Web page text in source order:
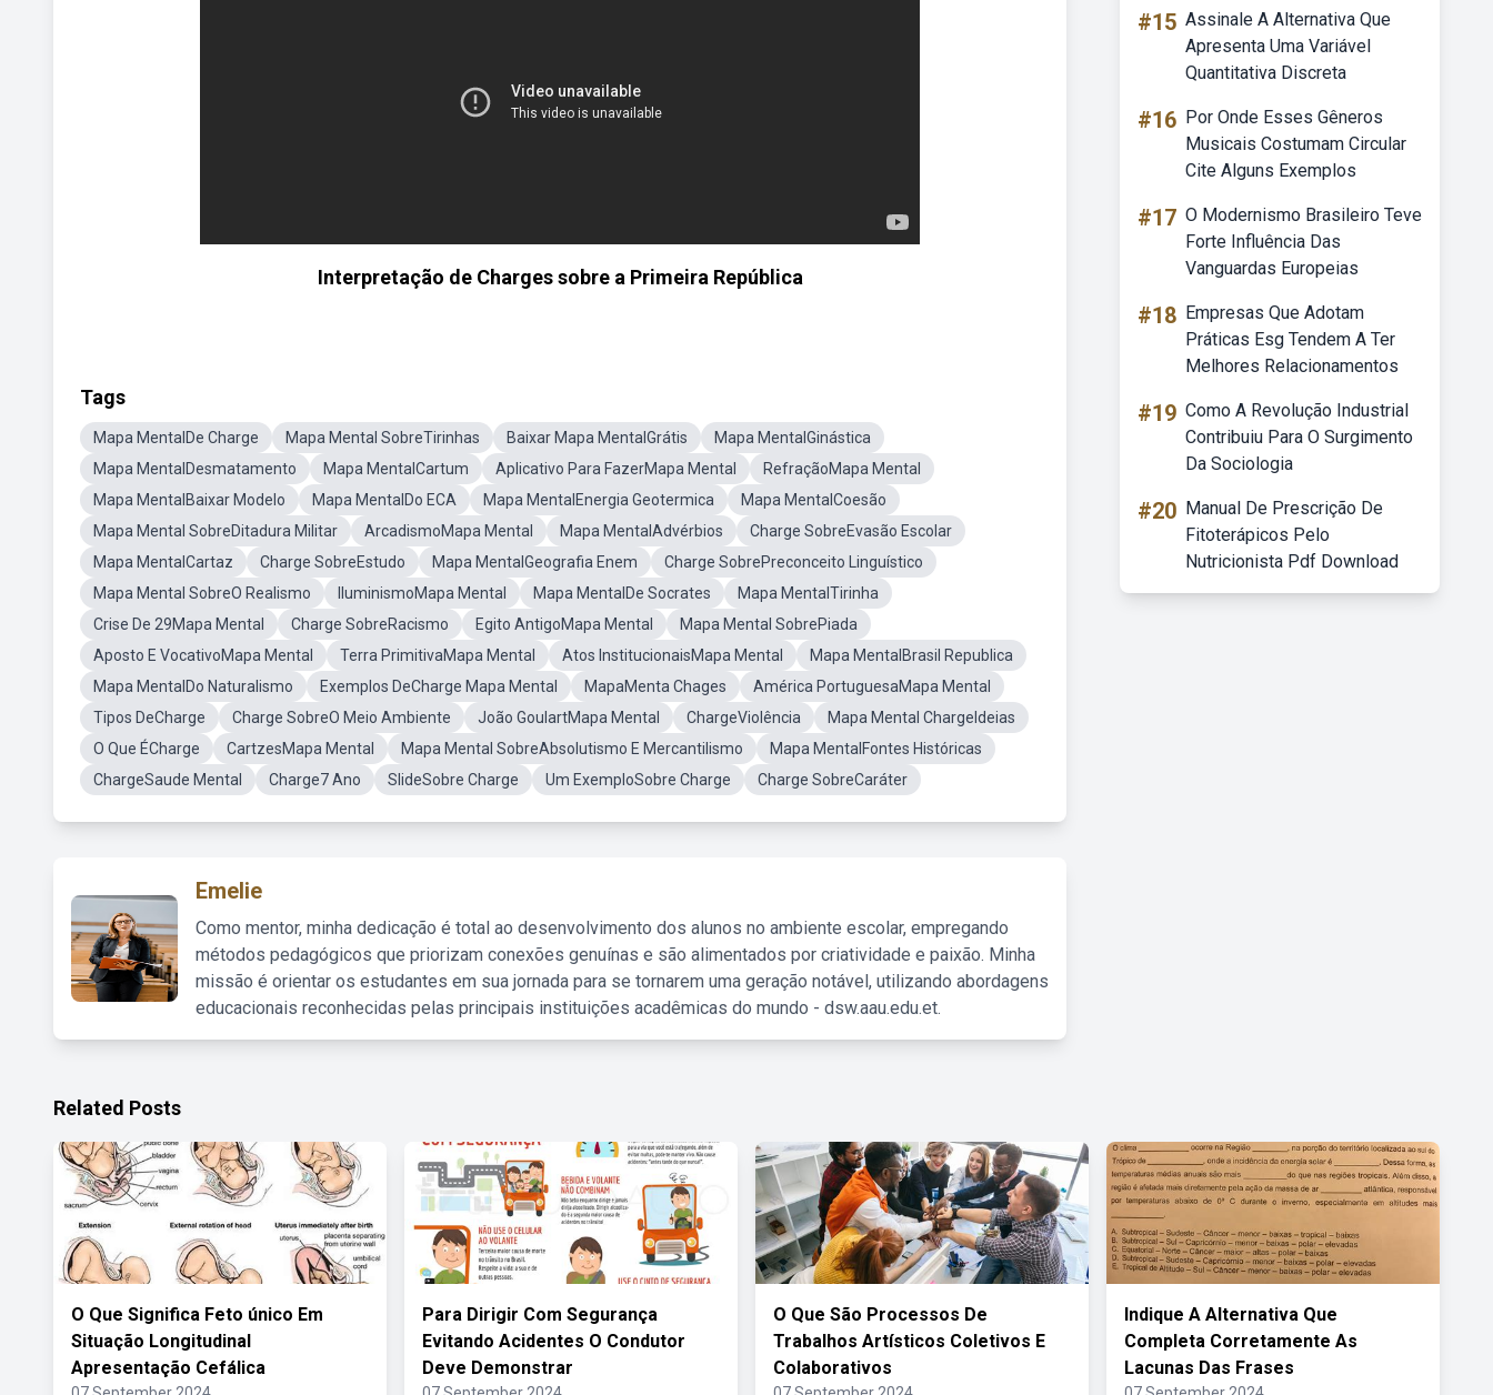
Interpretação de Charges sobre a Primeira República
Tags
Mapa MentalDe Charge Mapa Mental SobreTirinhas Baixar Mapa MentalGrátis
Mapa MentalGinástica
Mapa MentalDesmatamento
Mapa MentalCartum Aplicativo Para FazerMapa Mental
RefraçãoMapa Mental
Mapa MentalBaixar Modelo
Mapa MentalDo ECA Mapa MentalEnergia Geotermica
Mapa MentalCoesão
Mapa Mental SobreDitadura Militar
ArcadismoMapa Mental Mapa MentalAdvérbios
Charge SobreEvasão Escolar
Mapa MentalCartaz
Charge SobreEstudo Mapa MentalGeografia Enem
Charge SobrePreconceito Linguístico
Mapa Mental SobreO Realismo
IluminismoMapa Mental Mapa MentalDe Socrates
Mapa MentalTirinha
Crise De 29Mapa Mental
Charge SobreRacismo Egito AntigoMapa Mental
Mapa Mental SobrePiada
Aposto E VocativoMapa Mental
Terra PrimitivaMapa Mental Atos InstitucionaisMapa Mental
Mapa MentalBrasil Republica
Mapa MentalDo Naturalismo
Exemplos DeCharge Mapa Mental MapaMenta Chages
América PortuguesaMapa Mental
Tipos DeCharge
Charge SobreO Meio Ambiente João GoulartMapa Mental ChargeViolência
Mapa Mental ChargeIdeias
O Que ÉCharge
CartzesMapa Mental Mapa Mental SobreAbsolutismo E Mercantilismo
Mapa MentalFontes Históricas
ChargeSaude Mental
Charge7 Ano SlideSobre Charge Um ExemploSobre Charge Charge SobreCaráter
Emelie
Como mentor, minha dedicação é total ao desenvolvimento dos alunos no ambiente escolar, empregando
métodos pedagógicos que priorizam conexões genuínas e são alimentados por criatividade e paixão. Minha
missão é orientar os estudantes em sua jornada para se tornarem uma geração notável, utilizando abordagens
educacionais reconhecidas pelas principais instituições acadêmicas do mundo - dsw.aau.edu.et.
#15 Assinale A Alternativa Que
Apresenta Uma Variável
Quantitativa Discreta
#16 Por Onde Esses Gêneros
Musicais Costumam Circular
Cite Alguns Exemplos
#17 O Modernismo Brasileiro Teve
Forte Influência Das
Vanguardas Europeias
#18 Empresas Que Adotam
Práticas Esg Tendem A Ter
Melhores Relacionamentos
#19 Como A Revolução Industrial
Contribuiu Para O Surgimento
Da Sociologia
#20 Manual De Prescrição De
Fitoterápicos Pelo
Nutricionista Pdf Download
Related Posts
O Que Significa Feto único Em
Situação Longitudinal
Apresentação Cefálica
Para Dirigir Com Segurança
Evitando Acidentes O Condutor
Deve Demonstrar
O Que São Processos De
Trabalhos Artísticos Coletivos E
Colaborativos
Indique A Alternativa Que
Completa Corretamente As
Lacunas Das Frases